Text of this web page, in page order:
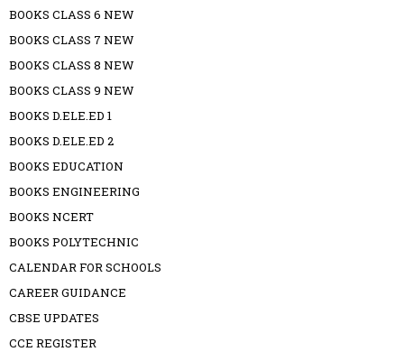
BOOKS CLASS 6 NEW
BOOKS CLASS 7 NEW
BOOKS CLASS 8 NEW
BOOKS CLASS 9 NEW
BOOKS D.ELE.ED 1
BOOKS D.ELE.ED 2
BOOKS EDUCATION
BOOKS ENGINEERING
BOOKS NCERT
BOOKS POLYTECHNIC
CALENDAR FOR SCHOOLS
CAREER GUIDANCE
CBSE UPDATES
CCE REGISTER